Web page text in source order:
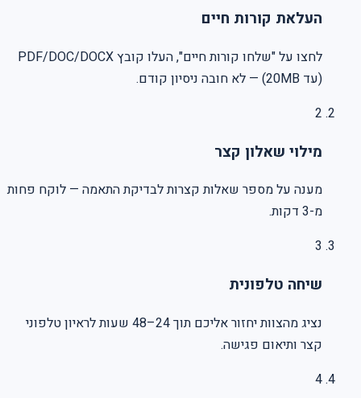
העלאת קורות חיים
לחצו על "שלחו קורות חיים", העלו קובץ PDF/DOC/DOCX
(עד 20MB) — לא חובה ניסיון קודם.
2
מילוי שאלון קצר
מענה על מספר שאלות קצרות לבדיקת התאמה — לוקח פחות
מ-3 דקות.
3
שיחה טלפונית
נציג מהצוות יחזור אליכם תוך 24–48 שעות לראיון טלפוני
קצר ותיאום פגישה.
4